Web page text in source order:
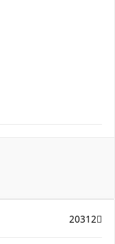
20312